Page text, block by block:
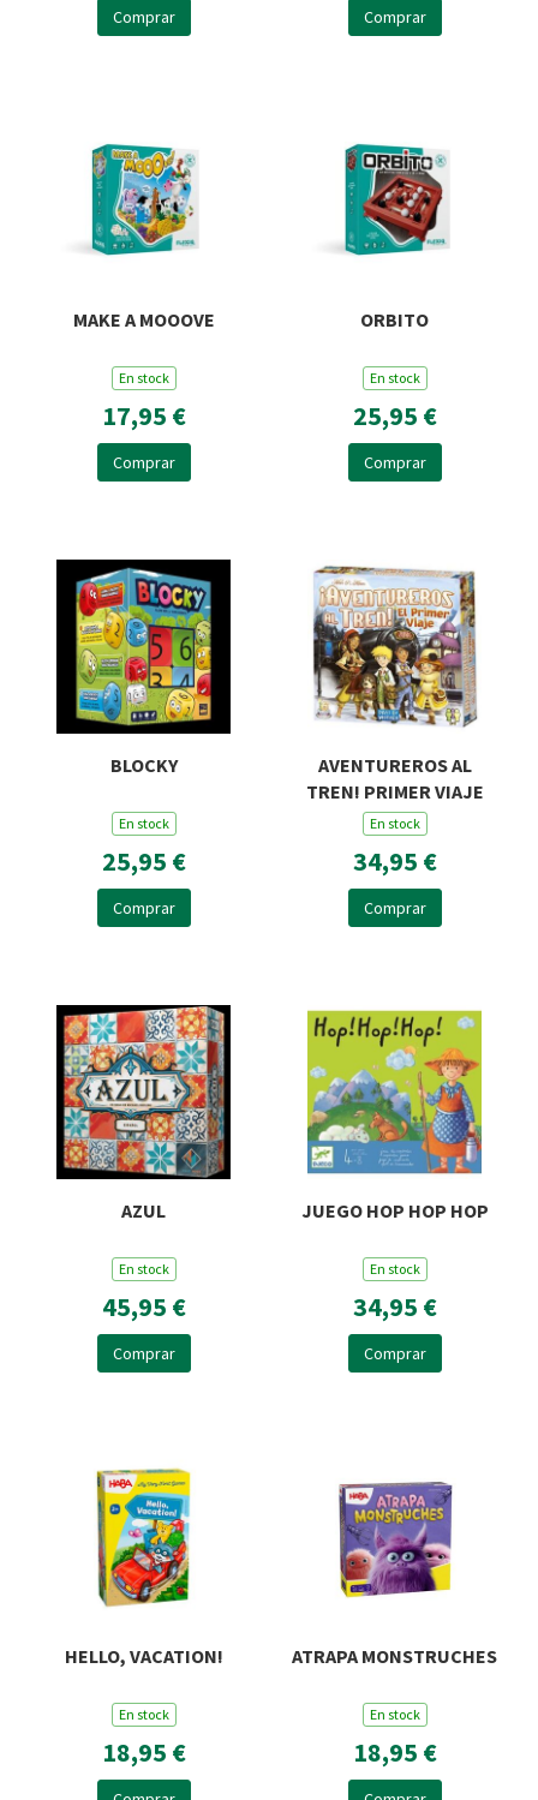
Comprar Comprar
MAKE A MOOOVE
En stock
17,95 €
Comprar
ORBITO
En stock
25,95 €
Comprar
BLOCKY
En stock
25,95 €
Comprar
AVENTUREROS AL
TREN! PRIMER VIAJE
En stock
34,95 €
Comprar
AZUL
En stock
45,95 €
Comprar
JUEGO HOP HOP HOP
En stock
34,95 €
Comprar
HELLO, VACATION!
En stock
18,95 €
ATRAPA MONSTRUCHES
En stock
18,95 €